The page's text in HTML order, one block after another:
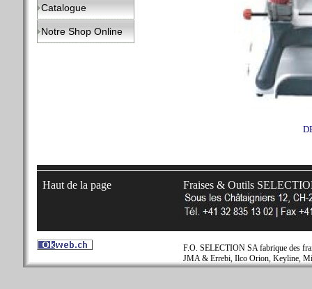
Catalogue
Notre Shop Online
Haut de la page Fraises & Outils
F.O. SELECTION SA fabrique des
JMA & Errebi, Ilco Orion, Keyline,